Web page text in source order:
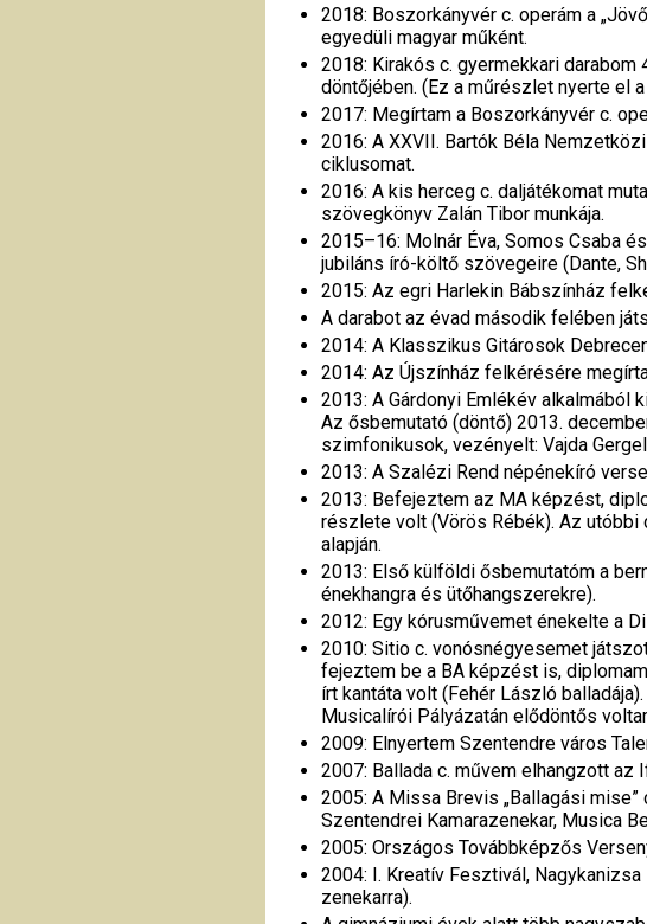
2018: Boszorkányvér c. operám a
egyedüli magyar műként.
2018: Kirakós c. gyermekkari
döntőjében. (Ez a műrészlet nyerte el
2017: Megírtam a Boszorkányvér c.
2016: A XXVII. Bartók Béla
ciklusomat.
2016: A kis herceg c. daljátékomat
szövegkönyv Zalán Tibor munkája.
2015–16: Molnár Éva, Somos Csaba
jubiláns író-költő szövegeire (Dante,
2015: Az egri Harlekin Bábszínház
A darabot az évad második felében
2014: A Klasszikus Gitárosok
2014: Az Újszínház felkérésére
2013: A Gárdonyi Emlékév alkalmából
Az ősbemutató (döntő) 2013.
szimfonikusok, vezényelt: Vajda
2013: A Szalézi Rend népénekíró
2013: Befejeztem az MA képzést,
részlete volt (Vörös Rébék). Az
alapján.
2013: Első külföldi ősbemutatóm a
énekhangra és ütőhangszerekre).
2012: Egy kórusművemet énekelte a
2010: Sitio c. vonósnégyesemet
fejeztem be a BA képzést is,
írt kantáta volt (Fehér László
Musicalírói Pályázatán elődöntős
2009: Elnyertem Szentendre város
2007: Ballada c. művem elhangzott az
2005: A Missa Brevis „Ballagási
Szentendrei Kamarazenekar, Musica
2005: Országos Továbbképzős
2004: I. Kreatív Fesztivál,
zenekarra).